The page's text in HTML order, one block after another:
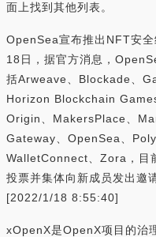
面上找到其他列表。
OpenSea宣布推出NFT安
18日，据官方消息，
括Arweave、Blockade、
Horizon Blockchain
Origin、MakersPlace、
Gateway、OpenSea、
WalletConnect、Zora，目
投票并集体向新成员发出邀
[2022/1/18 8:55:40]
xOpenX是OpenX项目的治